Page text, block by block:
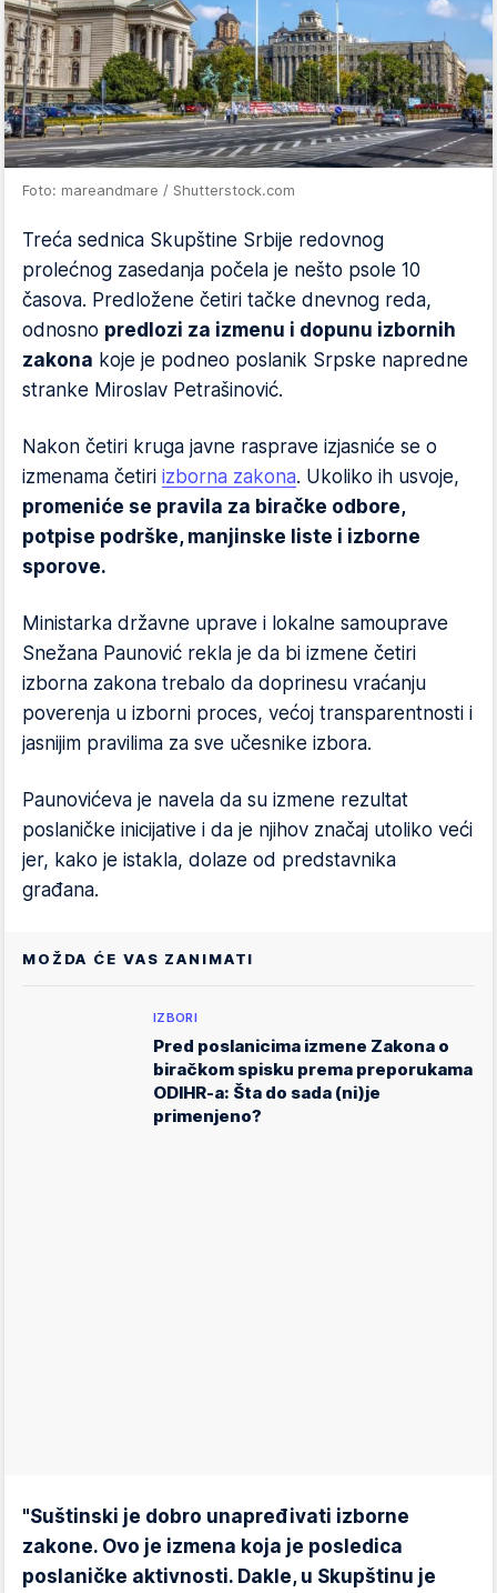
Foto: mareandmare / Shutterstock.com
Treća sednica Skupštine Srbije redovnog
prolećnog zasedanja počela je nešto psole 10
časova. Predložene četiri tačke dnevnog reda,
odnosno predlozi za izmenu i dopunu izbornih
zakona koje je podneo poslanik Srpske napredne
stranke Miroslav Petrašinović.
Nakon četiri kruga javne rasprave izjasniće se o
izmenama četiri izborna zakona. Ukoliko ih usvoje,
promeniće se pravila za biračke odbore,
potpise podrške, manjinske liste i izborne
sporove.
Ministarka državne uprave i lokalne samouprave
Snežana Paunović rekla je da bi izmene četiri
izborna zakona trebalo da doprinesu vraćanju
poverenja u izborni proces, većoj transparentnosti i
jasnijim pravilima za sve učesnike izbora.
Paunovićeva je navela da su izmene rezultat
poslaničke inicijative i da je njihov značaj utoliko veći
jer, kako je istakla, dolaze od predstavnika
građana.
MOŽDA ĆE VAS ZANIMATI
IZBORI
Pred poslanicima izmene Zakona o
biračkom spisku prema preporukama
ODIHR-a: Šta do sada (ni)je
primenjeno?
"Suštinski je dobro unapređivati izborne
zakone. Ovo je izmena koja je posledica
poslaničke aktivnosti. Dakle, u Skupštinu je